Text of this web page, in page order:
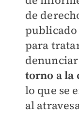
de
publicado
para
denunciar
torno a la
lo que se
al